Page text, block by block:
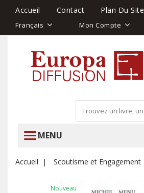
Accueil Contact Plan Du Site
Français Mon Compte
MENU
Accueil Scoutisme et Engagement
Nouveau